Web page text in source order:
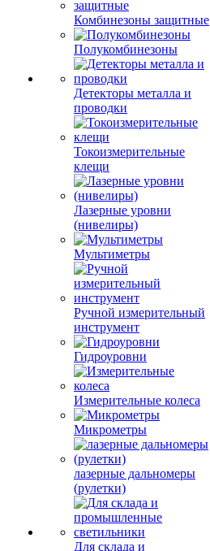
Комбинезоны защитные
Полукомбинезоны
Детекторы металла и
проводки
Токоизмерительные
клещи
Лазерные уровни
(нивелиры)
Мультиметры
Ручной измерительный
инструмент
Гидроуровни
Измерительные колеса
Микрометры
лазерные дальномеры
(рулетки)
Для склада и